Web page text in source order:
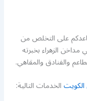
على التخلص من
الزهراء بخبرته
والفنادق والمقاهي.
الخدمات التالية: